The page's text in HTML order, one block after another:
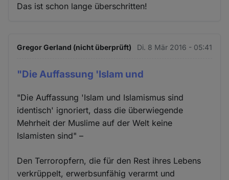
Das ist schon lange überschritten!
Gregor Gerland (nicht überprüft) Di. 8 Mär 2016 - 05:41
"Die Auffassung 'Islam und
"Die Auffassung 'Islam und Islamismus sind
identisch' ignoriert, dass die überwiegende
Mehrheit der Muslime auf der Welt keine
Islamisten sind" –
Den Terroropfern, die für den Rest ihres Lebens
verkrüppelt, erwerbsunfähig verarmt und